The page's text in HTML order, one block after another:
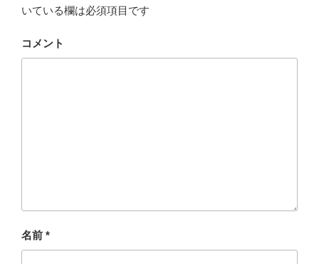
いている欄は必須項目です
コメント
名前 *